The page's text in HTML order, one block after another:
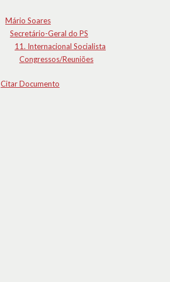
Mário Soares
Secretário-Geral do PS
11. Internacional Socialista
Congressos/Reuniões
Citar Documento